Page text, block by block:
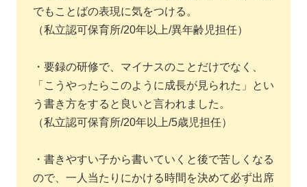
でもことばの表現に気をつける。
（私立認可保育所/20年以上/異年齢児担任）
・要録の研修で、マイナスのことだけでなく、
「こうやったらこのように成長が見られた」とい
う書き方をすると良いと言われました。
（私立認可保育所/20年以上/5歳児担任）
・書きやすい子から書いていくと後で苦しくなる
ので、一人当たりにかける時間を決めて必ず出席